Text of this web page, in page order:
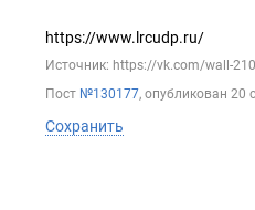
https://www.lrcudp.ru/
Источник: https://vk.com/wall-
Пост №130177, опубликован 20
Сохранить